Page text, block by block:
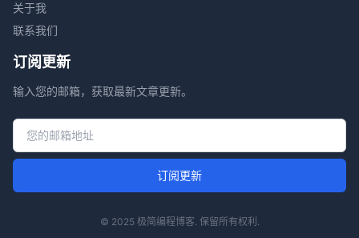
关于我
联系我们
订阅更新
输入您的邮箱，获取最新文章更新。
邮箱地址
订阅更新
© 2025 极简编程博客. 保留所有权利.